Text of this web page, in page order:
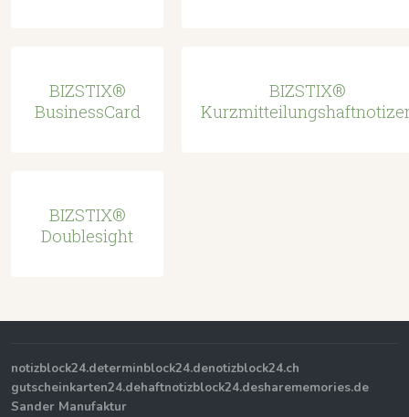
BIZSTIX®
BusinessCard
BIZSTIX®
BIZSTIX®
Doublesight
notizblock24.determinblock24.denotizblock24.ch
gutscheinkarten24.dehaftnotizblock24.desharememories.de
Sander Manufaktur